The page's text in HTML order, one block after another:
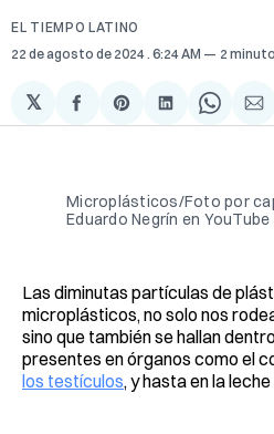
EL TIEMPO LATINO
22 de agosto de 2024 . 6:24 AM 2
𝕏
Compartir
en
Share
on
Compartir
en
Share
on
Microplásticos/Foto por
Eduardo Negrín en YouTube
Las diminutas partículas de
microplásticos, no solo nos
sino que también se hallan
presentes en órganos como el
los testículos, y hasta en la